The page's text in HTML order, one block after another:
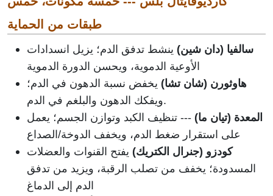
طبقات من الحماية
سالفيا (دان شين) ينشط تدفق الدم؛ يزيل انسدادات
الأوعية الدموية، ويحسن الدورة الدموية
هاوثورن (شان تشا) يخفض نسبة الدهون في الدم؛
ويفكك الدهون والبلغم في الدم.
المعدة (تيان ما) --- تنظيف الكبد وتوازن الجسم؛ يعمل
على استقرار ضغط الدم، ويخفف الدوخة/الصداع
كودزو (جنرال الكتريك) يفتح القنوات والعضلات
المسدودة؛ يخفف من تصلب الرقبة، ويزيد من تدفق
الدم إلى الدماغ